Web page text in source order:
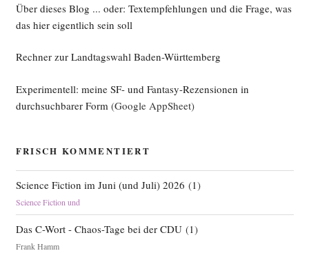
Über dieses Blog ... oder: Textempfehlungen und die Frage, was
das hier eigentlich sein soll
Rechner zur Landtagswahl Baden-Württemberg
Experimentell: meine SF- und Fantasy-Rezensionen in
durchsuchbarer Form (Google AppSheet)
FRISCH KOMMENTIERT
Science Fiction im Juni (und Juli) 2026 (1)
Science Fiction und
Das C-Wort - Chaos-Tage bei der CDU(1)
Frank Hamm